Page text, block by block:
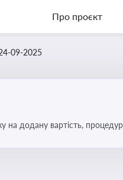
Про проєкт
09-2025
на додану вартість,